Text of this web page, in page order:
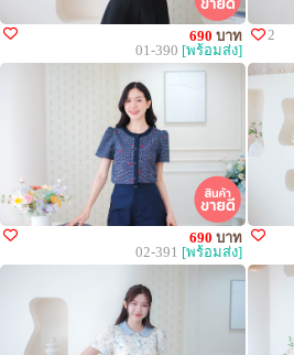
690 บาท
01-390 [พร้อมส่ง]
2
690 บาท
02-391 [พร้อมส่ง]